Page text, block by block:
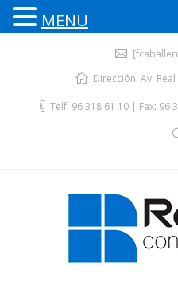
Dirección: Av.
Telf: 96 318 61 10 | Fax: 96
MENU